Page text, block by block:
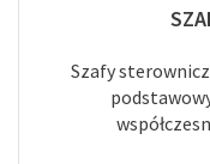
Szafy